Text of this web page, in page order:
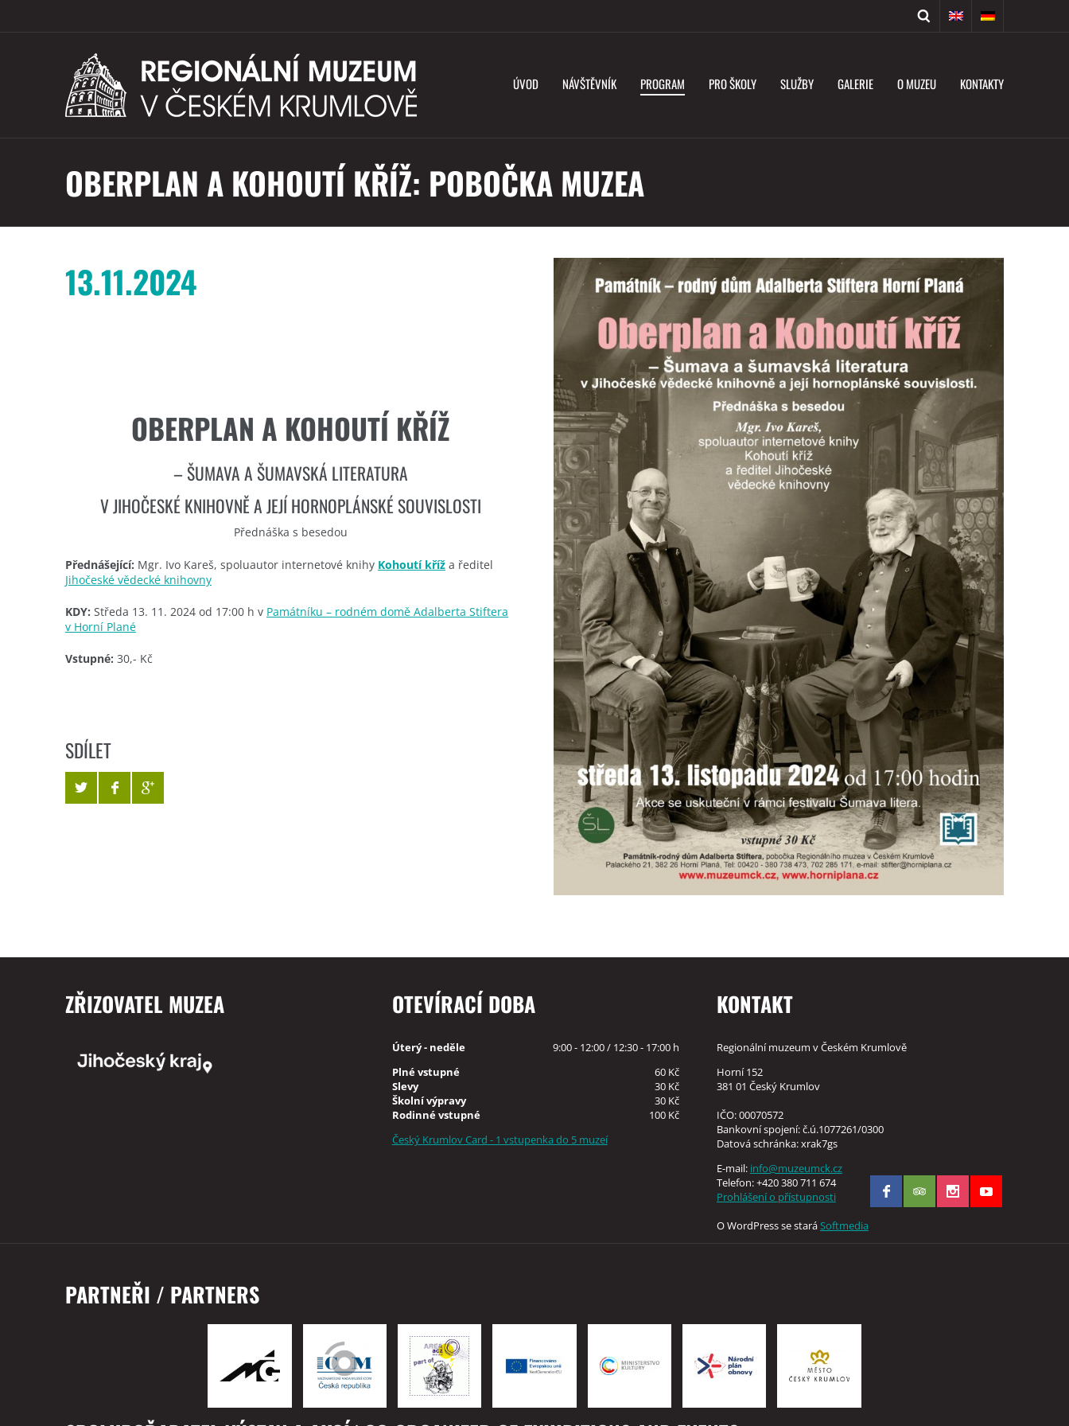
ÚVOD NÁVŠTĚVNÍK PROGRAM PRO ŠKOLY SLUŽBY GALERIE O MUZEU KONTAKTY
OBERPLAN A KOHOUTÍ KŘÍŽ: POBOČKA MUZEA
13.11.2024
OBERPLAN A KOHOUTÍ KŘÍŽ
– ŠUMAVA A ŠUMAVSKÁ LITERATURA
V JIHOČESKÉ KNIHOVNĚ A JEJÍ HORNOPLÁNSKÉ SOUVISLOSTI
Přednáška s besedou
Přednášející: Mgr. Ivo Kareš, spoluautor internetové knihy Kohoutí kříž a ředitel
Jihočeské vědecké knihovny
KDY: Středa 13. 11. 2024 od 17:00 h v Památníku – rodném domě Adalberta Stiftera
v Horní Plané
Vstupné: 30,- Kč
SDÍLET
ZŘIZOVATEL MUZEA OTEVÍRACÍ DOBA
Úterý - neděle
9:00 - 12:00 / 12:30 - 17:00 h
Plné vstupné
60 Kč
Slevy
30 Kč
Školní výpravy
30 Kč
Rodinné vstupné
100 Kč
Český Krumlov Card - 1 vstupenka do 5 muzeí
KONTAKT
Regionální muzeum v Českém Krumlově
Horní 152
381 01 Český Krumlov
IČO: 00070572
Bankovní spojení: č.ú.1077261/0300
Datová schránka: xrak7gs
E-mail: info@muzeumck.cz
Telefon: +420 380 711 674
Prohlášení o přístupnosti
O WordPress se staráSoftmedia
PARTNEŘI / PARTNERS